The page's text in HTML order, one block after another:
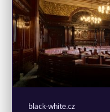
black-white.cz